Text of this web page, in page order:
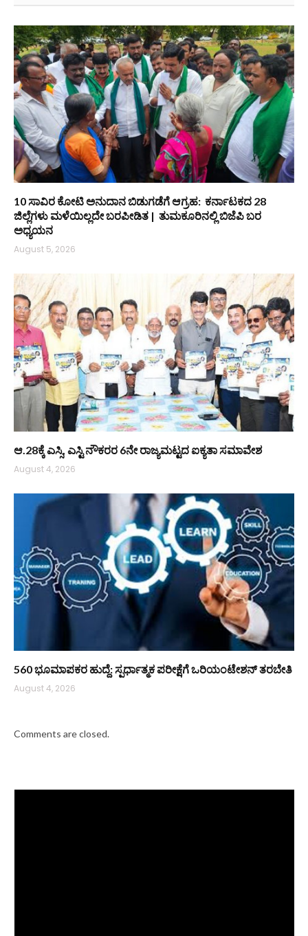
10 ಸಾವಿರ ಕೋಟಿ ಅನುದಾನ ಬಿಡುಗಡೆಗೆ ಆಗ್ರಹ: ಕರ್ನಾಟಕದ 28
ಜಿಲ್ಲೆಗಳು ಮಳೆಯಿಲ್ಲದೇ ಬರಪೀಡಿತ | ತುಮಕೂರಿನಲ್ಲಿ ಬಿಜೆಪಿ ಬರ
ಅಧ್ಯಯನ
August 5, 2026
ಆ.28ಕ್ಕೆ ಎಸ್ಸಿ, ಎಸ್ಟಿ ನೌಕರರ 6ನೇ ರಾಜ್ಯಮಟ್ಟದ ಐಕ್ಯತಾ ಸಮಾವೇಶ
August 4, 2026
560 ಭೂಮಾಪಕರ ಹುದ್ದೆ: ಸ್ಪರ್ಧಾತ್ಮಕ ಪರೀಕ್ಷೆಗೆ ಒರಿಯಂಟೇಶನ್ ತರಬೇತಿ
August 4, 2026
Comments are closed.